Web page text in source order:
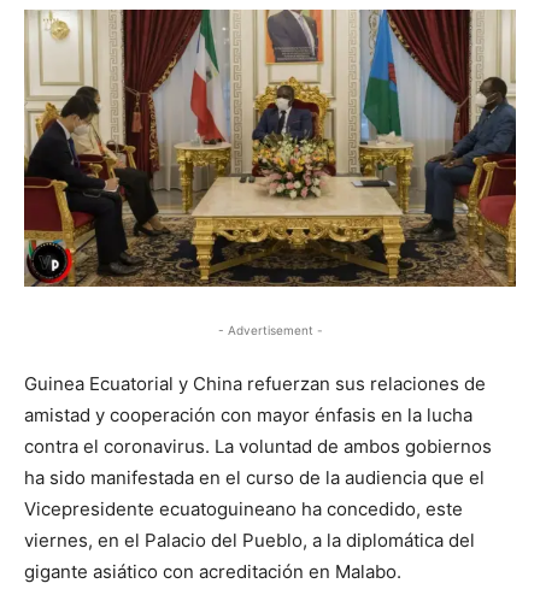
- Advertisement -
Guinea Ecuatorial y China refuerzan sus relaciones de
amistad y cooperación con mayor énfasis en la lucha
contra el coronavirus. La voluntad de ambos gobiernos
ha sido manifestada en el curso de la audiencia que el
Vicepresidente ecuatoguineano ha concedido, este
viernes, en el Palacio del Pueblo, a la diplomática del
gigante asiático con acreditación en Malabo.